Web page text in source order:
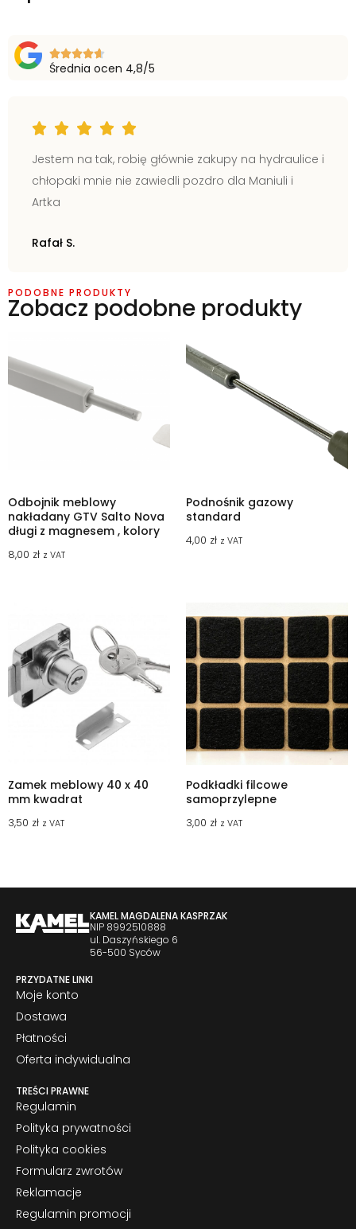
Średnia ocen 4,8/5
Jestem na tak, robię głównie zakupy na hydraulice i
chłopaki mnie nie zawiedli pozdro dla Maniuli i
Artka
Rafał S.
PODOBNE PRODUKTY
Zobacz podobne produkty
Odbojnik meblowy
nakładany GTV Salto Nova
długi z magnesem , kolory
8,00 zł z VAT
Podnośnik gazowy
standard
4,00 zł z VAT
Zamek meblowy 40 x 40
mm kwadrat
3,50 zł z VAT
Podkładki filcowe
samoprzylepne
3,00 zł z VAT
KAMEL MAGDALENA KASPRZAK
NIP 8992510888
ul. Daszyńskiego 6
56-500 Syców
PRZYDATNE LINKI
Moje konto
Dostawa
Płatności
Oferta indywidualna
TREŚCI PRAWNE
Regulamin
Polityka prywatności
Polityka cookies
Formularz zwrotów
Reklamacje
Regulamin promocji